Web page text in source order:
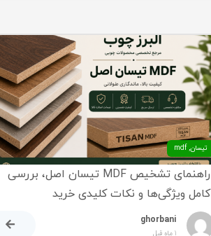
تیسان,
mdf
راهنمای تشخیص MDF تیسان اصل، بررسی
کامل ویژگی‌ها و نکات کلیدی خرید
ghorbani
1 ماه قبل